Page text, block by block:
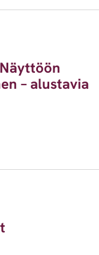
– alustavia